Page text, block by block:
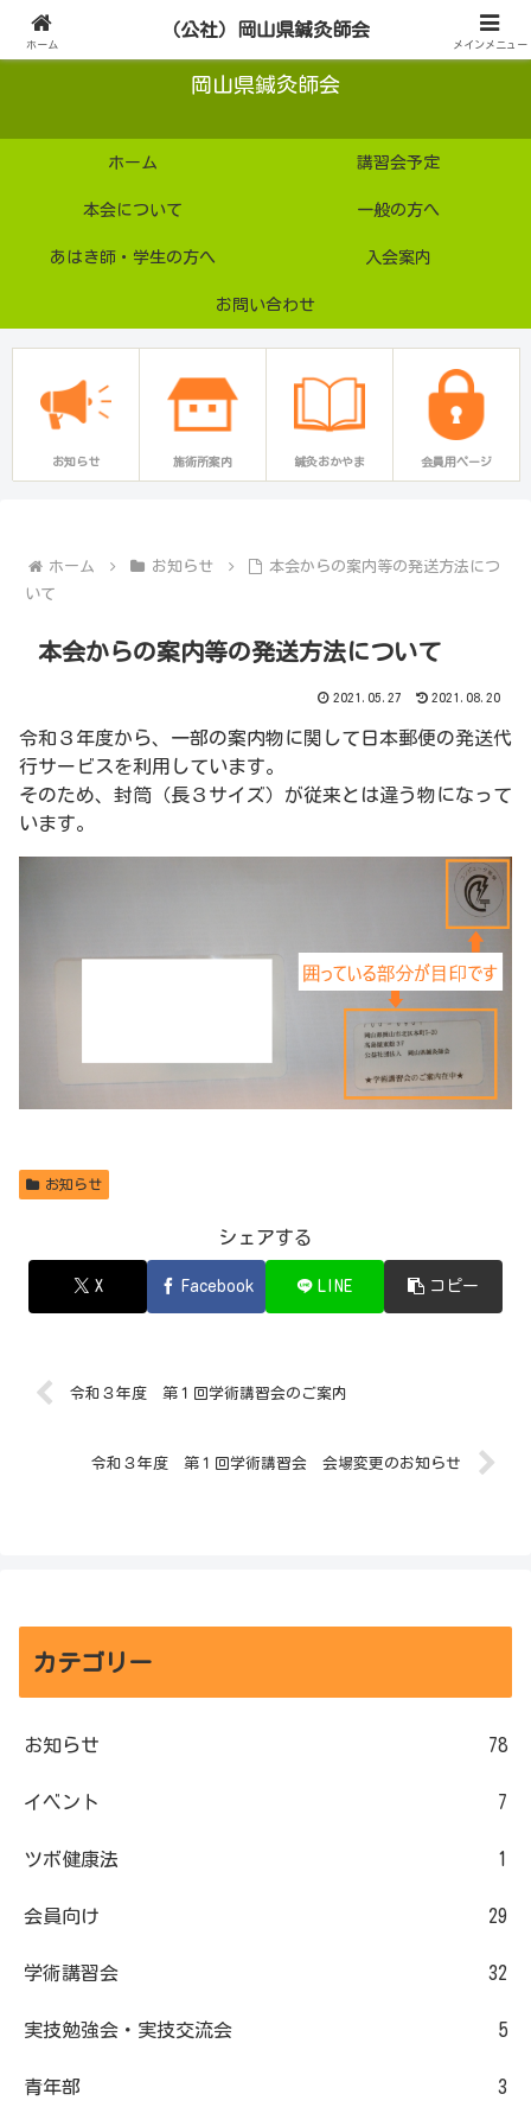
公益社団法人
岡山県鍼灸師会
ホーム 講習会予定
本会について 一般の方へ
あはき師・学生の方へ 入会案内
お問い合わせ
お知らせ 施術所案内 鍼灸おかやま 会員用ページ
ホーム お知らせ
本会からの案内等の発送方法につ
いて
本会からの案内等の発送方法について
2021.05.27 2021.08.20
令和３年度から、一部の案内物に関して日本郵便の発送代
行サービスを利用しています。
そのため、封筒（長３サイズ）が従来とは違う物になって
います。
お知らせ
シェアする
X Facebook LINE コピー
令和３年度 第１回学術講習会のご案内
令和３年度 第１回学術講習会 会場変更のお知らせ
カテゴリー
お知らせ 78
イベント 7
ツボ健康法 1
会員向け 29
学術講習会 32
実技勉強会・実技交流会 5
青年部 3
ホーム
（公社）岡山県鍼灸師会
メインメニュー